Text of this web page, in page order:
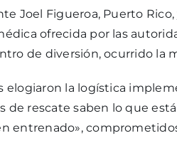
Joel Figueroa, Puerto
ofrecida por las
de diversión, ocurrido la
elogiaron la logística
de rescate saben lo que
entrenado»,